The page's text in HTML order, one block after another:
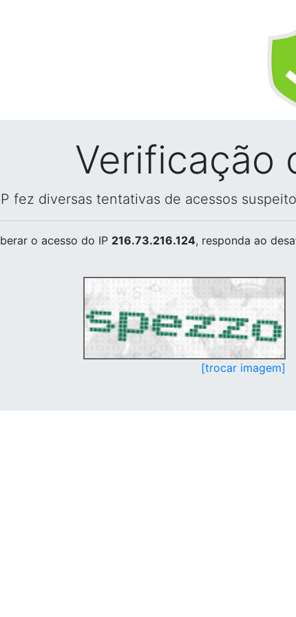
Verificação
fez diversas tentativas de acessos
o acesso do IP 216.73.216.124, responda ao
[trocar imagem]